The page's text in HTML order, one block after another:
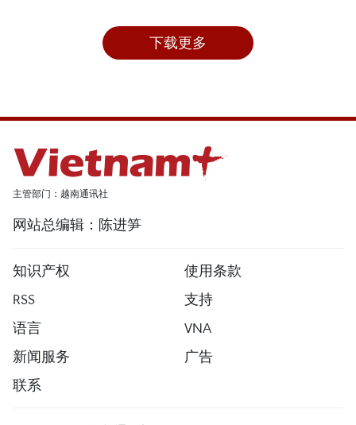
下载更多
主管部门：越南通讯社
网站总编辑：陈进笋
知识产权
使用条款
RSS
支持
语言
VNA
新闻服务
广告
联系